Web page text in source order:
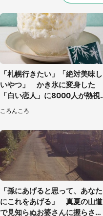
「札幌行きたい」「絶対美味し
いやつ」 かき氷に変身した
「白い恋人」に8000人が熱視
線【期間限定】
ころんころ
「孫にあげると思って、あなた
にこれをあげる」 真夏の山道
で見知らぬお婆さんに握らされ